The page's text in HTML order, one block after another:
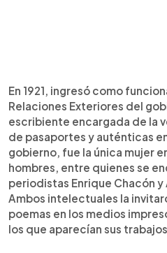
En 1921, ingresó como
Relaciones Exteriores del
escribiente encargada de la
de pasaportes y auténticas
gobierno, fue la única mujer
hombres, entre quienes se
periodistas Enrique Chacón y
Ambos intelectuales la
poemas en los medios
los que aparecían sus